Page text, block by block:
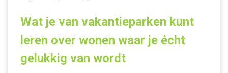
vakantieparken
leren
over
wonen
Wat je van vakantieparken kunt
leren over wonen waar je écht
gelukkig van wordt